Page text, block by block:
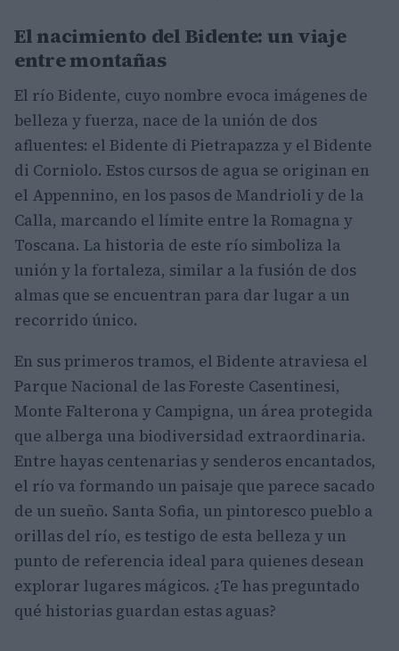
El nacimiento del Bidente: un viaje
entre montañas
El río Bidente, cuyo nombre evoca imágenes de
belleza y fuerza, nace de la unión de dos
afluentes: el Bidente di Pietrapazza y el Bidente
di Corniolo. Estos cursos de agua se originan en
el Appennino, en los pasos de Mandrioli y de la
Calla, marcando el límite entre la Romagna y
Toscana. La historia de este río simboliza la
unión y la fortaleza, similar a la fusión de dos
almas que se encuentran para dar lugar a un
recorrido único.
En sus primeros tramos, el Bidente atraviesa el
Parque Nacional de las Foreste Casentinesi,
Monte Falterona y Campigna, un área protegida
que alberga una biodiversidad extraordinaria.
Entre hayas centenarias y senderos encantados,
el río va formando un paisaje que parece sacado
de un sueño. Santa Sofia, un pintoresco pueblo a
orillas del río, es testigo de esta belleza y un
punto de referencia ideal para quienes desean
explorar lugares mágicos. ¿Te has preguntado
qué historias guardan estas aguas?